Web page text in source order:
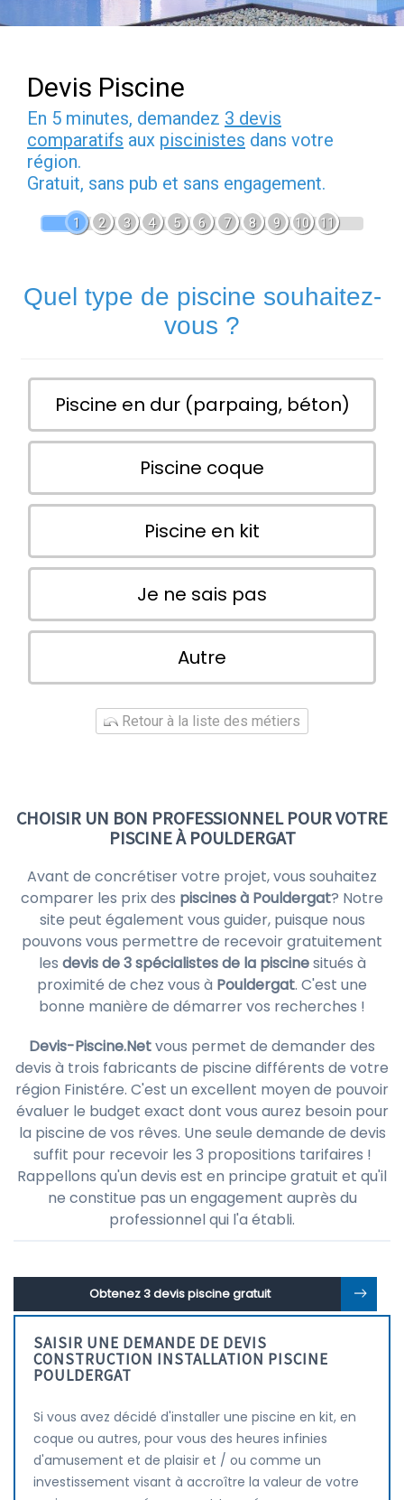
Devis Piscine
En 5 minutes, demandez 3 devis
comparatifs aux piscinistes dans votre
région.
Gratuit, sans pub et sans engagement.
1 2 3 4 5 6 7 8 9 10 11
Quel type de piscine souhaitez-
vous ?
Piscine en dur (parpaing, béton)
Piscine coque
Piscine en kit
Je ne sais pas
Autre
Retour à la liste des métiers
CHOISIR UN BON PROFESSIONNEL POUR VOTRE
PISCINE À POULDERGAT
Avant de concrétiser votre projet, vous souhaitez
comparer les prix des piscines à Pouldergat? Notre
site peut également vous guider, puisque nous
pouvons vous permettre de recevoir gratuitement
les devis de 3 spécialistes de la piscinesitués à
proximité de chez vous à Pouldergat. C'est une
bonne manière de démarrer vos recherches !
Devis-Piscine.Netvous permet de demander des
devis à trois fabricants de piscine différents de votre
région Finistére. C'est un excellent moyen de pouvoir
évaluer le budget exact dont vous aurez besoin pour
la piscine de vos rêves. Une seule demande de devis
suffit pour recevoir les 3 propositions tarifaires !
Rappellons qu'un devis est en principe gratuit et qu'il
ne constitue pas un engagement auprès du
professionnel qui l'a établi.
Obtenez 3 devis piscine gratuit
SAISIR UNE DEMANDE DE DEVIS
CONSTRUCTION INSTALLATION PISCINE
POULDERGAT
Si vous avez décidé d'installer une piscine en kit, en
coque ou autres, pour vous des heures infinies
d'amusement et de plaisir et / ou comme un
investissement visant à accroître la valeur de votre